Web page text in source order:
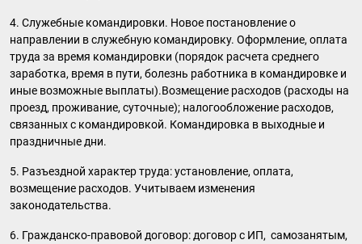
4. Служебные командировки. Новое постановление о
направлении в служебную командировку. Оформление, оплата
труда за время командировки (порядок расчета среднего
заработка, время в пути, болезнь работника в командировке и
иные возможные выплаты).Возмещение расходов (расходы на
проезд, проживание, суточные); налогообложение расходов,
связанных с командировкой. Командировка в выходные и
праздничные дни.
5. Разъездной характер труда: установление, оплата,
возмещение расходов. Учитываем изменения
законодательства.
6. Гражданско-правовой договор: договор с ИП, самозанятым,